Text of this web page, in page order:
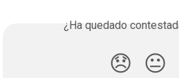
¿Ha quedado
😞 😐